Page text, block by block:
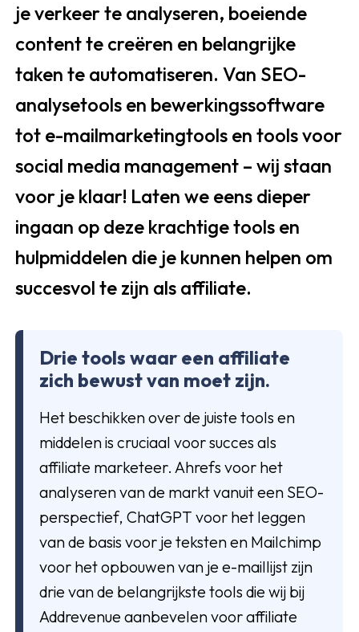
je verkeer te analyseren, boeiende
content te creëren en belangrijke
taken te automatiseren. Van SEO-
analysetools en bewerkingssoftware
tot e-mailmarketingtools en tools voor
social media management – wij staan
voor je klaar! Laten we eens dieper
ingaan op deze krachtige tools en
hulpmiddelen die je kunnen helpen om
succesvol te zijn als affiliate.
Drie tools waar een affiliate
zich bewust van moet zijn.
Het beschikken over de juiste tools en
middelen is cruciaal voor succes als
affiliate marketeer. Ahrefs voor het
analyseren van de markt vanuit een SEO-
perspectief, ChatGPT voor het leggen
van de basis voor je teksten en Mailchimp
voor het opbouwen van je e-maillijst zijn
drie van de belangrijkste tools die wij bij
Addrevenue aanbevelen voor affiliate